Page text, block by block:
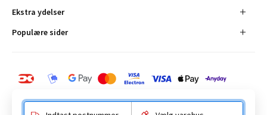
Ekstra ydelser
Populære sider